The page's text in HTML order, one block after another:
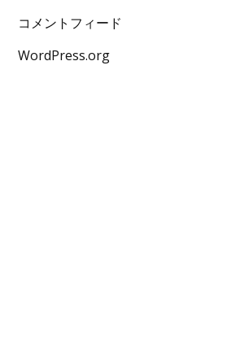
コメントフィード
WordPress.org